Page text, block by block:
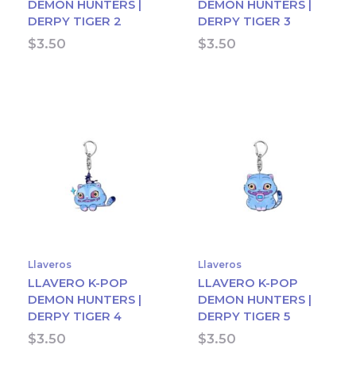
DEMON HUNTERS |
DERPY TIGER 2
$3.50
DEMON HUNTERS |
DERPY TIGER 3
$3.50
Llaveros
LLAVERO K-POP
DEMON HUNTERS |
DERPY TIGER 4
$3.50
Llaveros
LLAVERO K-POP
DEMON HUNTERS |
DERPY TIGER 5
$3.50